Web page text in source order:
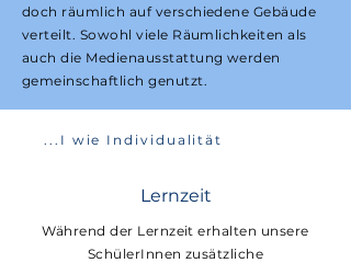
doch räumlich auf verschiedene Gebäude
verteilt. Sowohl viele Räumlichkeiten als
auch die Medienausstattung werden
gemeinschaftlich genutzt.
...I wie Individualität
Lernzeit
Während der Lernzeit erhalten unsere
SchülerInnen zusätzliche